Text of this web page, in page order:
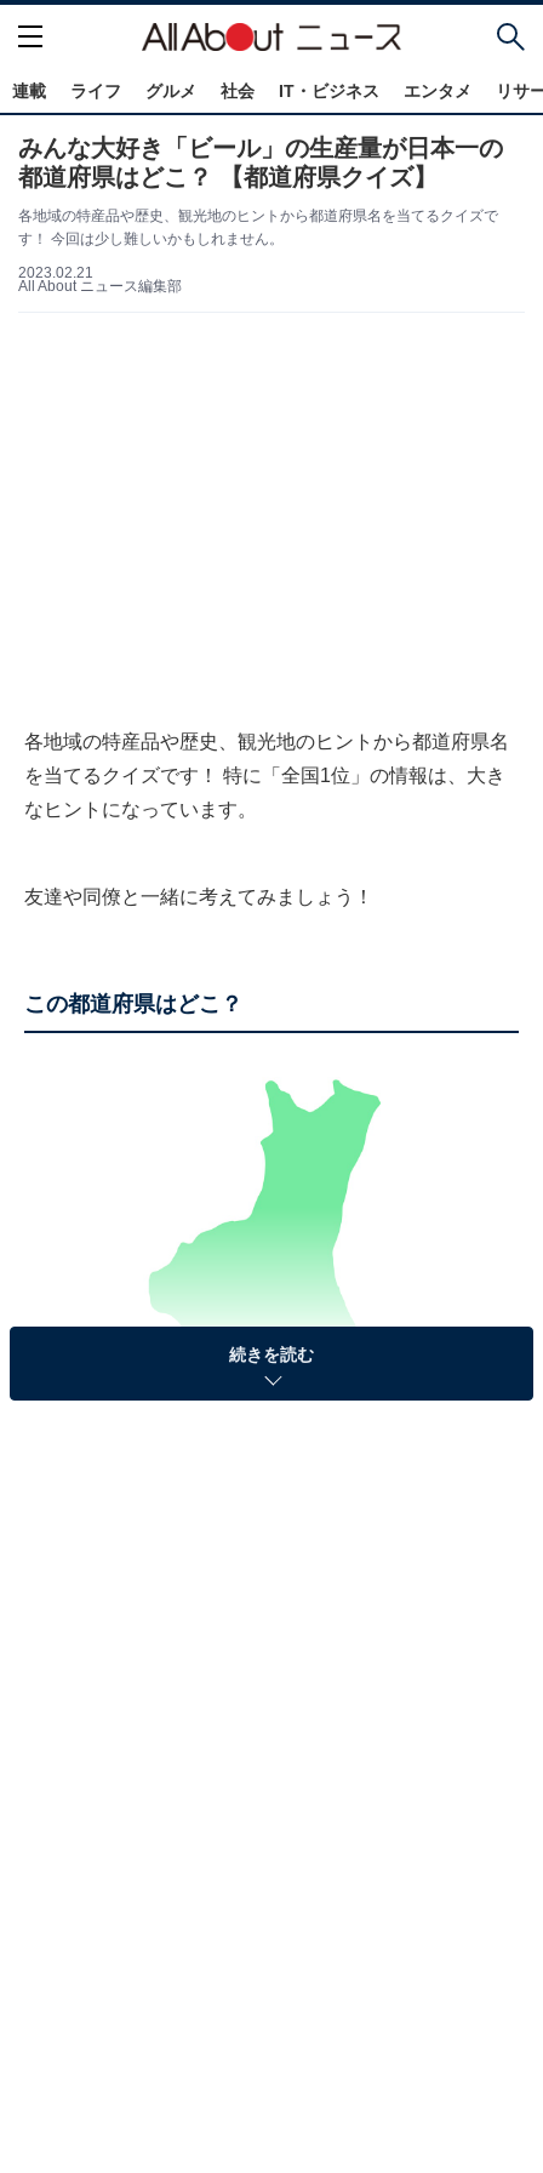
連載 ライフ グルメ 社会 IT・ビジネス エンタメ リサ
みんな大好き「ビール」の生産量が日本一の
都道府県はどこ？ 【都道府県クイズ】
各地域の特産品や歴史、観光地のヒントから都道府県名を当てるクイズで
す！ 今回は少し難しいかもしれません。
2023.02.21
All About ニュース編集部
各地域の特産品や歴史、観光地のヒントから都道府県名
を当てるクイズです！ 特に「全国1位」の情報は、大き
なヒントになっています。
友達や同僚と一緒に考えてみましょう！
この都道府県はどこ？
続きを読む